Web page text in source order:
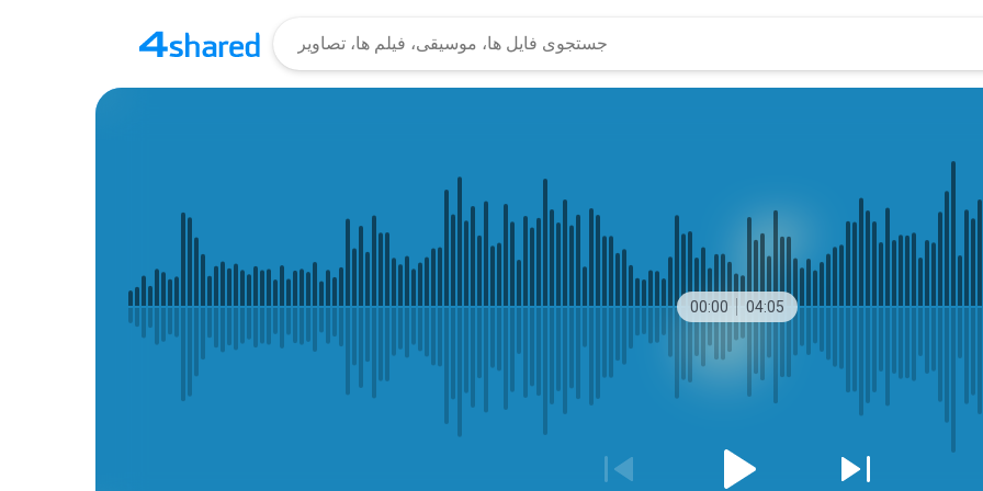
00:00 04:05